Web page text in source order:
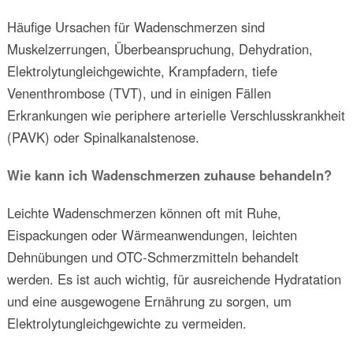
Häufige Ursachen für Wadenschmerzen sind
Muskelzerrungen, Überbeanspruchung, Dehydration,
Elektrolytungleichgewichte, Krampfadern, tiefe
Venenthrombose (TVT), und in einigen Fällen
Erkrankungen wie periphere arterielle Verschlusskrankheit
(PAVK) oder Spinalkanalstenose.
Wie kann ich Wadenschmerzen zuhause behandeln?
Leichte Wadenschmerzen können oft mit Ruhe,
Eispackungen oder Wärmeanwendungen, leichten
Dehnübungen und OTC-Schmerzmitteln behandelt
werden. Es ist auch wichtig, für ausreichende Hydratation
und eine ausgewogene Ernährung zu sorgen, um
Elektrolytungleichgewichte zu vermeiden.